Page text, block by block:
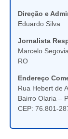
Direção e
Eduardo Silva
Jornalista
Marcelo
RO
Endereço
Rua Hebert de
Bairro Olaria –
CEP: 76.801-